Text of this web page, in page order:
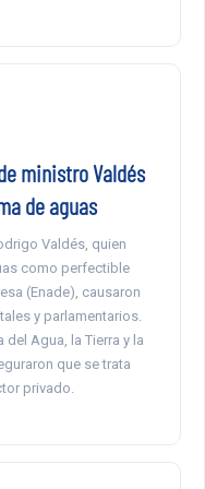
ministro Valdés
de aguas
Valdés, quien
como perfectible
(Enade), causaron
y parlamentarios.
Agua, la Tierra y la
que se trata
privado.